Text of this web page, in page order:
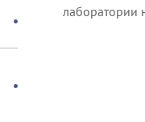
лаборатории